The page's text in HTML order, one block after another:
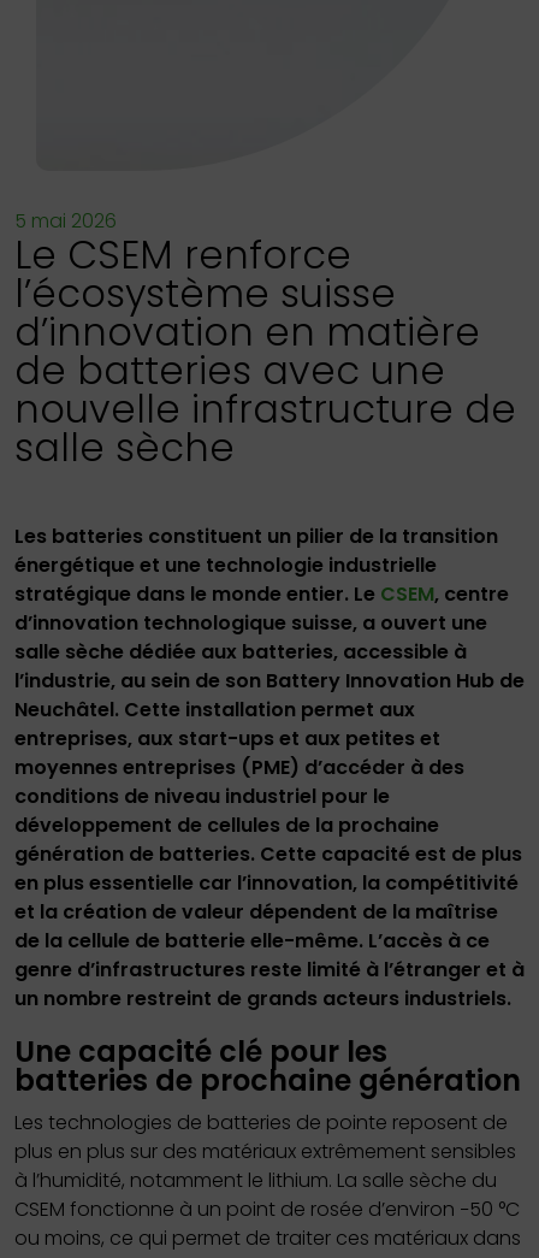
5 mai 2026
Le CSEM renforce
l’écosystème suisse
d’innovation en matière
de batteries avec une
nouvelle infrastructure de
salle sèche
Les batteries constituent un pilier de la transition
énergétique et une technologie industrielle
stratégique dans le monde entier. Le CSEM, centre
d’innovation technologique suisse, a ouvert une
salle sèche dédiée aux batteries, accessible à
l’industrie, au sein de son Battery Innovation Hub de
Neuchâtel. Cette installation permet aux
entreprises, aux start-ups et aux petites et
moyennes entreprises (PME) d’accéder à des
conditions de niveau industriel pour le
développement de cellules de la prochaine
génération de batteries. Cette capacité est de plus
en plus essentielle car l’innovation, la compétitivité
et la création de valeur dépendent de la maîtrise
de la cellule de batterie elle-même. L’accès à ce
genre d’infrastructures reste limité à l’étranger et à
un nombre restreint de grands acteurs industriels.
Une capacité clé pour les
batteries de prochaine génération
Les technologies de batteries de pointe reposent de
plus en plus sur des matériaux extrêmement sensibles
à l’humidité, notamment le lithium. La salle sèche du
CSEM fonctionne à un point de rosée d’environ −50 °C
ou moins, ce qui permet de traiter ces matériaux dans